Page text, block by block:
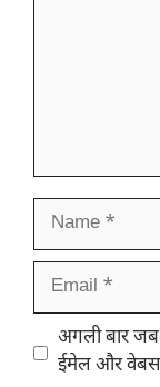
Name
Email
Website
अगली बार जब
ईमेल और